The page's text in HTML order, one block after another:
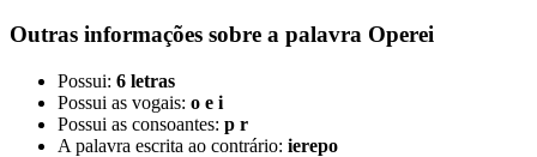
Outras informações sobre a palavra Operei
Possui: 6 letras
Possui as vogais: o e i
Possui as consoantes: p r
A palavra escrita ao contrário: ierepo